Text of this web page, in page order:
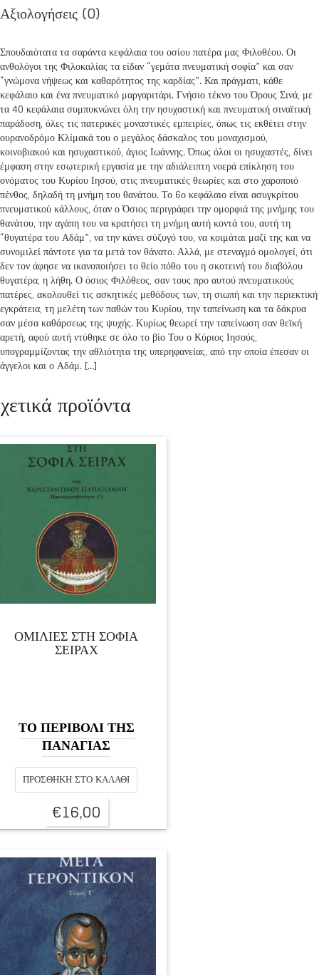
Αξιολογήσεις (0)
Σπουδαιότατα τα σαράντα κεφάλαια του οσίου πατέρα μας Φιλοθέου. Οι
ανθολόγοι της Φιλοκαλίας τα είδαν “γεμάτα πνευματική σοφία” και σαν
“γνώμονα νήψεως και καθαρότητος της καρδίας”. Και πράγματι, κάθε
κεφάλαιο και ένα πνευματικό μαργαριτάρι. Γνήσιο τέκνο του Όρους Σινά, με
τα 40 κεφάλαια συμπυκνώνει όλη την ησυχαστική και πνευματική σιναϊτική
παράδοση, όλες τις πατερικές μοναστικές εμπειρίες, όπως τις εκθέτει στην
ουρανοδρόμο Κλίμακά του ο μεγάλος δάσκαλος του μοναχισμού,
κοινοβιακού και ησυχαστικού, άγιος Ιωάννης. Όπως όλοι οι ησυχαστές, δίνει
έμφαση στην εσωτερική εργασία με την αδιάλειπτη νοερά επίκληση του
ονόματος του Κυρίου Ιησού, στις πνευματικές θεωρίες και στο χαροποιό
πένθος, δηλαδή τη μνήμη του θανάτου. Το 6ο κεφάλαιο είναι ασυγκρίτου
πνευματικού κάλλους, όταν ο Όσιος περιγράφει την ομορφιά της μνήμης του
θανάτου, την αγάπη του να κρατήσει τη μνήμη αυτή κοντά του, αυτή τη
“θυγατέρα του Αδάμ”, να την κάνει σύζυγό του, να κοιμάται μαζί της και να
συνομιλεί πάντοτε για τα μετά τον θάνατο. Αλλά, με στεναγμό ομολογεί, ότι
δεν τον άφησε να ικανοποιήσει το θείο πόθο του η σκοτεινή του διαβόλου
θυγατέρα, η λήθη. Ο όσιος Φιλόθεος, σαν τους προ αυτού πνευματικούς
πατέρες, ακολουθεί τις ασκητικές μεθόδους των, τη σιωπή και την περιεκτική
εγκράτεια, τη μελέτη των παθών του Κυρίου, την ταπείνωση και τα δάκρυα
σαν μέσα καθάρσεως της ψυχής. Κυρίως θεωρεί την ταπείνωση σαν θεϊκή
αρετή, αφού αυτή ντύθηκε σε όλο το βίο Του ο Κύριος Ιησούς,
υπογραμμίζοντας την αθλιότητα της υπερηφανείας, από την οποία έπεσαν οι
άγγελοι και ο Αδάμ. […]
προϊόντα
ΟΜΙΛΙΕΣ ΣΤΗ ΣΟΦΙΑ
ΣΕΙΡΑΧ
ΤΟ ΠΕΡΙΒΟΛΙ ΤΗΣ
ΠΑΝΑΓΙΑΣ
ΠΡΟΣΘΉΚΗ ΣΤΟ ΚΑΛΆΘΙ
€16,00